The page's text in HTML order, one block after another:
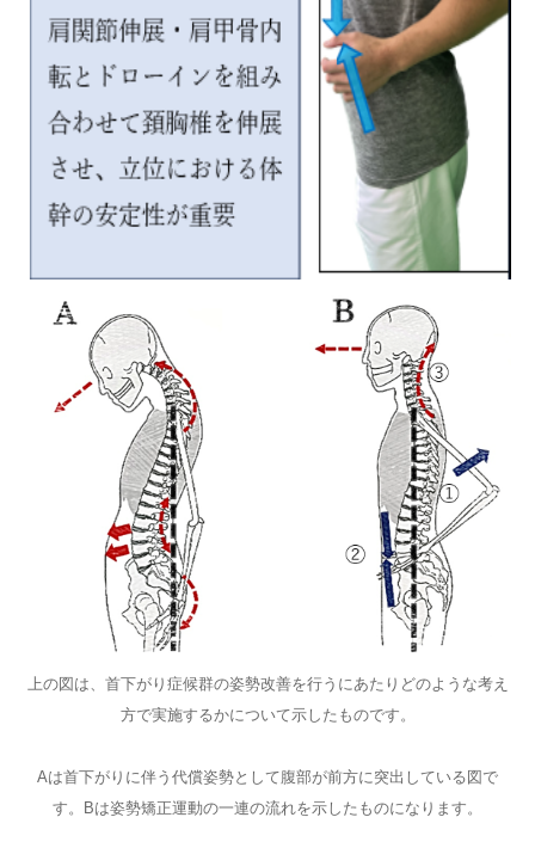
上の図は、首下がり症候群の姿勢改善を行うにあたりどのような考え
方で実施するかについて示したものです。
Aは首下がりに伴う代償姿勢として腹部が前方に突出している図で
す。Bは姿勢矯正運動の一連の流れを示したものになります。